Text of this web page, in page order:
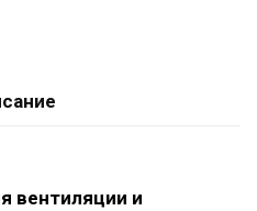
вентиляции и